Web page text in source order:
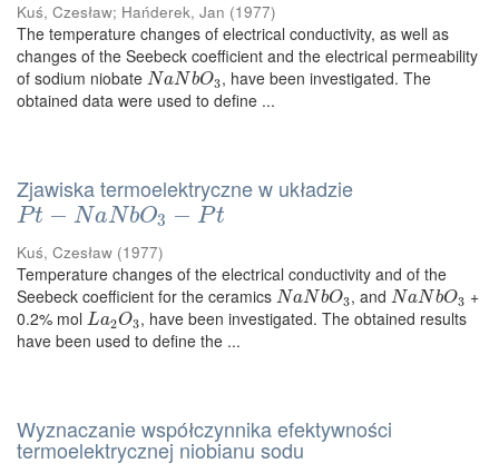
Kuś, Czesław; Hańderek, Jan (1977)
The temperature changes of electrical conductivity, as well as
changes of the Seebeck coefficient and the electrical permeability
of sodium niobate NaNbO3
NaNbO3
, have been investigated. The
obtained data were used to define ...
Zjawiska termoelektryczne w układzie
Pt − NaNbO3 − Pt
Pt− Na NbO3−Pt
Kuś, Czesław (1977)
Temperature changes of the electrical conductivity and of the
Seebeck coefficient for the ceramics NaNbO3
NaNbO3 , and NaNbO3
NaNbO3
+
0.2% mol La2O3
La2O3 , have been investigated. The obtained results
have been used to define the ...
Wyznaczanie współczynnika efektywności
termoelektrycznej niobianu sodu